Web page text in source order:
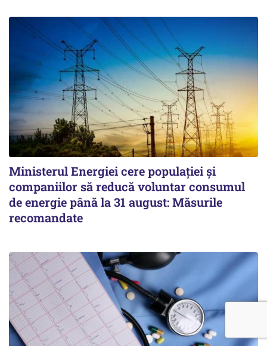
Ministerul Energiei cere populației și
companiilor să reducă voluntar consumul
de energie până la 31 august: Măsurile
recomandate